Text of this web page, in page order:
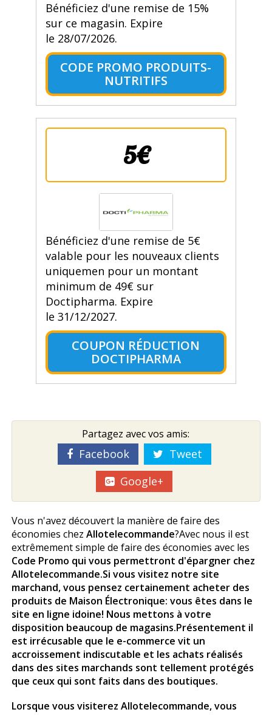
Bénéficiez d'une remise de 15%
sur ce magasin. Expire
le 28/07/2026.
CODE PROMO PRODUITS-
NUTRITIFS
5€
Bénéficiez d'une remise de 5€
valable pour les nouveaux clients
uniquemen pour un montant
minimum de 49€ sur
Doctipharma. Expire
le 31/12/2027.
COUPON RÉDUCTION
DOCTIPHARMA
Partagez avec vos amis:
Facebook
Tweet
Google+
Vous n'avez découvert la manière de faire des
économies chez Allotelecommande?Avec nous il est
extrêmement simple de faire des économies avec les
Code Promo qui vous permettront d'épargner chez
Allotelecommande.Si vous visitez notre site
marchand, vous pensez certainement acheter des
produits de Maison Électronique: vous êtes dans le
site en ligne idoine! Nous mettons à votre
disposition beaucoup de magasins.Présentement il
est irrécusable que le e-commerce vit un
accroissement indiscutable et les achats réalisés
dans des sites marchands sont tellement protégés
que ceux qui sont faits dans des boutiques.
Lorsque vous visiterez Allotelecommande, vous